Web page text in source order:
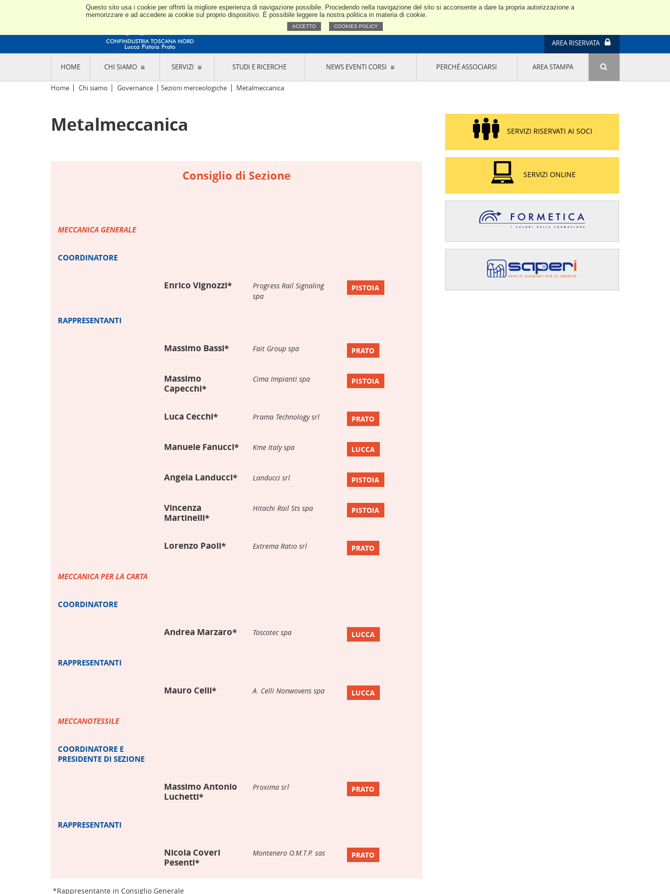
Questo sito usa i cookie per offrirti la migliore esperienza di navigazione possibile. Procedendo nella navigazione del sito si acconsente a dare la propria autorizzazione a
memorizzare e ad accedere ai cookie sul proprio dispositivo. È possibile leggere la nostra politica in materia di cookie.
ACCETTO COOKIES POLICY
Confindustria Toscana Nord
AREA RISERVATA
HOME CHI SIAMO
L'ASSOCIAZIONE
CODICE ETICO E DEI VALORI ASSOCIATIVI
TRASPARENZA CONTRIBUTI PUBBLICI
GOVERNANCE
COMITATO PICCOLA
INDUSTRIA
EDIZIONE
PROGETTO LU.ME.
IL MANAGER DELLA SOSTENIBILITÀ NEL
DISTRETTO TESSILE PRATESE
GRUPPO IMPRENDITORIA FEMMINILE
SOSTENIBILITÀ
SERVIZI
RISERVATI AI SOCI
STUDI E RICERCHE NEWS EVENTI CORSI
NEWS
PERCHÉ ASSOCIARSI AREA STAMPA
Home Chi siamo Governance Sezioni merceologiche Metalmeccanica
Metalmeccanica
Consiglio di Sezione
MECCANICA GENERALE
COORDINATORE
Enrico Vignozzi*
Progress Rail Signaling
spa
PISTOIA
RAPPRESENTANTI
Massimo Bassi* Fait Group spa PRATO
Massimo
Capecchi*
Cima Impianti spa PISTOIA
Luca Cecchi* Prama Technology srl PRATO
Manuele Fanucci* Kme Italy spa LUCCA
Angela Landucci* Landucci srl PISTOIA
Vincenza
Martinelli*
Hitachi Rail Sts spa PISTOIA
Lorenzo Paoli* Extrema Ratio srl PRATO
MECCANICA PER LA CARTA
COORDINATORE
Andrea Marzaro* Toscotec spa LUCCA
RAPPRESENTANTI
Mauro Celli* A. Celli Nonwovens spa LUCCA
MECCANOTESSILE
COORDINATORE E
PRESIDENTE DI SEZIONE
Massimo Antonio
Luchetti*
Proxima srl PRATO
RAPPRESENTANTI
Nicola Coveri
Pesenti*
Montenero O.M.T.P. sas PRATO
*Rappresentante in Consiglio Generale
SERVIZI RISERVATI AI SOCI
SERVIZI ONLINE